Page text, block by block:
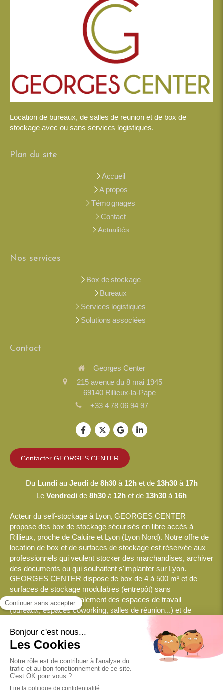
Location de bureaux, de salles de réunion et de box de
stockage avec ou sans services logistiques.
Plan du site
Accueil
A propos
Témoignages
Contact
Actualités
Nos services
Box de stockage
Bureaux
Services logistiques
Solutions associées
Contact
Georges Center
215 avenue du 8 mai 1945
69140 Rillieux-la-Pape
+33 4 78 06 94 97
Contacter GEORGES CENTER
Du Lundi au Jeudi de 8h30à 12het de 13h30à 17h
Le Vendredi de 8h30 à 12h et de 13h30 à 16h
Acteur du self-stockage à Lyon, GEORGES CENTER
propose des box de stockage sécurisés en libre accès à
Rillieux, proche de Caluire et Lyon (Lyon Nord). Notre offre de
location de box et de surfaces de stockage est réservée aux
professionnels qui veulent stocker des marchandises, archiver
des documents ou qui souhaitent s'implanter sur Lyon.
GEORGES CENTER dispose de box de 4 à 500 m² et de
surfaces de stockage modulables (entrepôt) sans
engagement, mais également des espaces de travail
(bureaux, espaces coworking, salles de réunion...) et de
© 2026 GEORGES CENTER